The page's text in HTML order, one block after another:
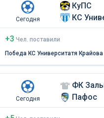
Сегодня
КуПС
КС
+3 Чел поставили
Победа КС Университатя Крайова
Сегодня
ФК
Пафос